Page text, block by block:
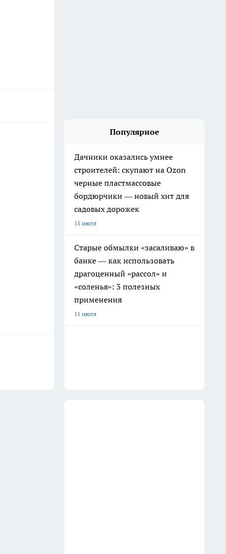
Популярное
Дачники оказались умнее
строителей: скупают на Ozon
черные пластмассовые
бордюрчики — новый хит для
садовых дорожек
15 июля
Старые обмылки «засаливаю» в
банке — как использовать
драгоценный «рассол» и
«соленья»: 3 полезных
применения
11 июля